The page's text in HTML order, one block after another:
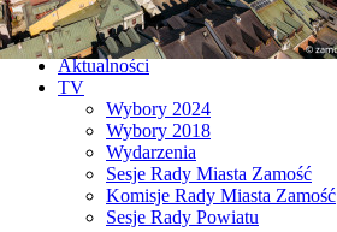
Strona główna
Aktualności
TV
Wybory 2024
Wybory 2018
Wydarzenia
Sesje Rady Miasta Zamość
Komisje Rady Miasta Zamość
Sesje Rady Powiatu